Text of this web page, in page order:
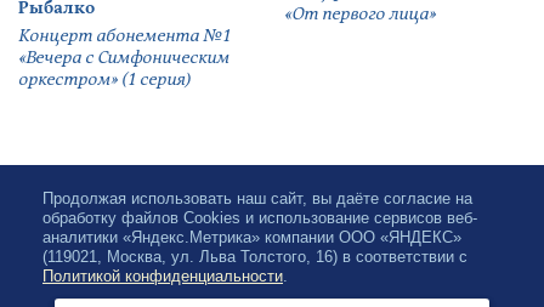
Рыбалко
Концерт абонемента №1
«Вечера с Симфоническим
оркестром» (1 серия)
«От первого лица»
Продолжая использовать наш сайт, вы даёте согласие на
обработку файлов Cookies и использование сервисов веб-
аналитики «Яндекс.Метрика» компании ООО «ЯНДЕКС»
(119021, Москва, ул. Льва Толстого, 16) в соответствии с
Политикой конфиденциальности.